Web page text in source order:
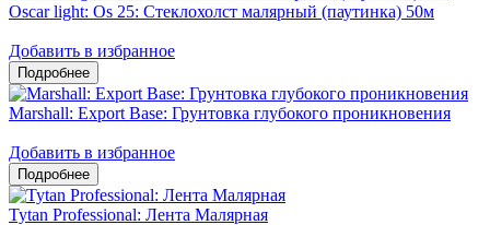
Oscar light: Os 25: Стеклохолст малярный (паутинка) 50м
Добавить в избранное
Marshall: Export Base: Грунтовка глубокого проникновения
Добавить в избранное
Tytan Professional: Лента Малярная